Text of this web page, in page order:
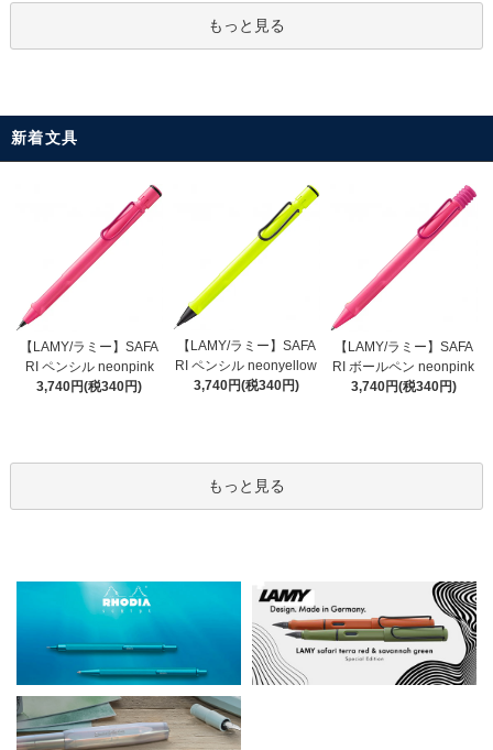
もっと見る
新着文具
【LAMY/ラミー】SAFA
RI ペンシル neonpink
3,740円(税340円)
【LAMY/ラミー】SAFA
RI ペンシル neonyellow
3,740円(税340円)
【LAMY/ラミー】SAFA
RI ボールペン neonpink
3,740円(税340円)
もっと見る